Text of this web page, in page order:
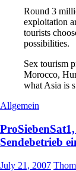
Round 3
exploitation
tourists
possibilities.
Sex tourism
Morocco,
what Asia is
Allgemein
Sendebetrieb
July 21, 2007